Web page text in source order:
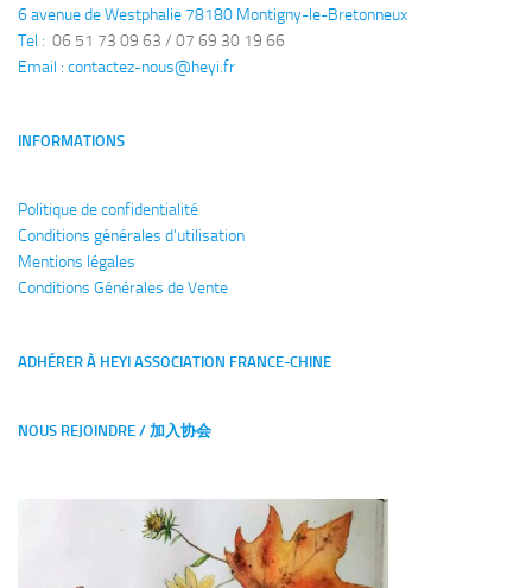
6 avenue de Westphalie 78180 Montigny-le-Bretonneux
Tel : 06 51 73 09 63 / 07 69 30 19 66
Email : contactez-nous@heyi.fr
INFORMATIONS
Politique de confidentialité
Conditions générales d'utilisation
Mentions légales
Conditions Générales de Vente
ADHÉRER À HEYI ASSOCIATION FRANCE-CHINE
NOUS REJOINDRE / 加入协会